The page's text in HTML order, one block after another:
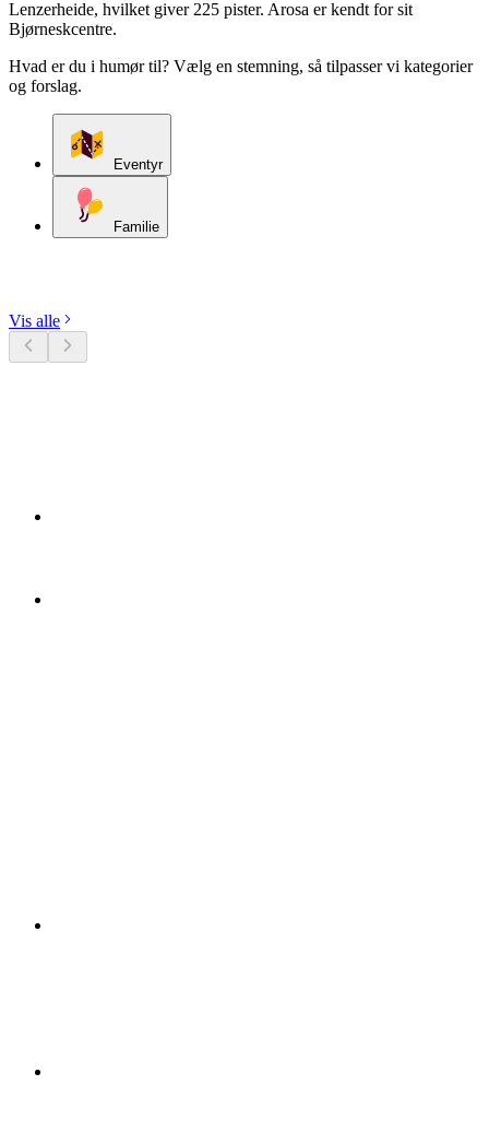
Lenzerheide, hvilket giver 225 pister. Arosa er kendt for sit
Bjørneskcentre.
Hvad er du i humør til? Vælg en stemning, så tilpasser vi kategorier
og forslag.
Eventyr
Familie
Vis alle